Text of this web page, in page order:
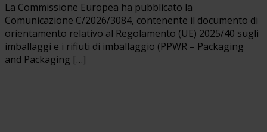
La Commissione Europea ha pubblicato la
Comunicazione C/2026/3084, contenente il documento di
orientamento relativo al Regolamento (UE) 2025/40 sugli
imballaggi e i rifiuti di imballaggio (PPWR – Packaging
and Packaging […]